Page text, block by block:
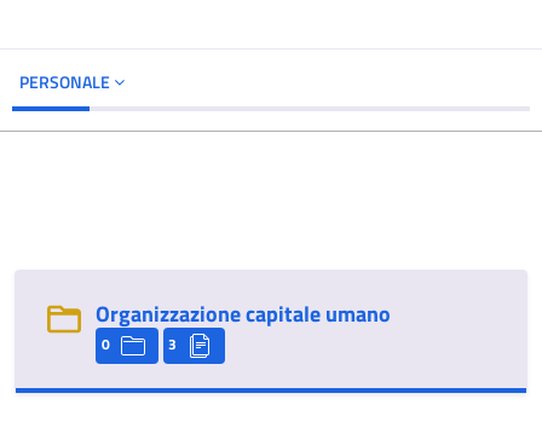
PERSONALE
Organizzazione capitale umano
0 3